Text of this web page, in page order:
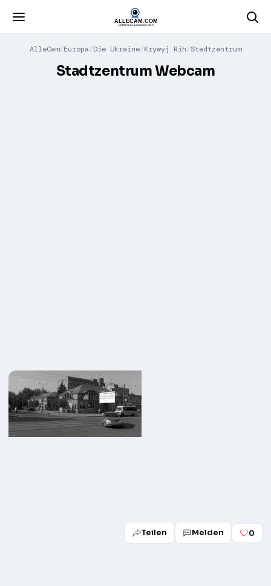
AlleCam Europa Die Ukraine Krywyj Rih Stadtzentrum
Stadtzentrum Webcam
Teilen Melden 0